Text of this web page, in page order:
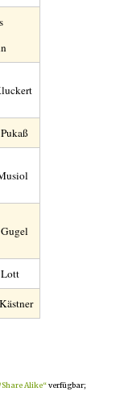
Alike“verfügbar;